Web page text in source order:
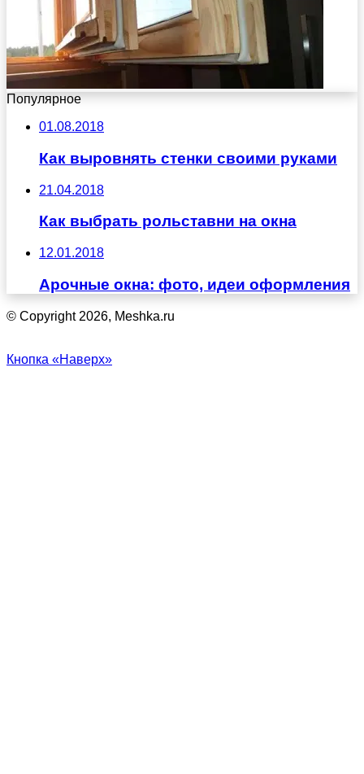
Популярное
01.08.2018
Как выровнять стенки своими руками
21.04.2018
Как выбрать рольставни на окна
12.01.2018
Арочные окна: фото, идеи оформления
© Copyright 2026, Meshka.ru
Кнопка «Наверх»